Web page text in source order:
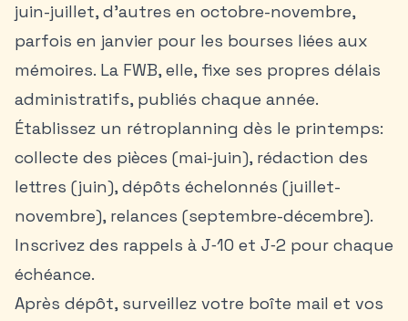
juin-juillet, d’autres en octobre-novembre,
parfois en janvier pour les bourses liées aux
mémoires. La FWB, elle, fixe ses propres délais
administratifs, publiés chaque année.
Établissez un rétroplanning dès le printemps:
collecte des pièces (mai-juin), rédaction des
lettres (juin), dépôts échelonnés (juillet-
novembre), relances (septembre-décembre).
Inscrivez des rappels à J‑10 et J‑2 pour chaque
échéance.
Après dépôt, surveillez votre boîte mail et vos